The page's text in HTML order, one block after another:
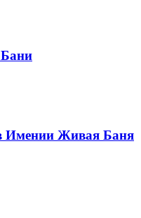
Имении Живая Баня